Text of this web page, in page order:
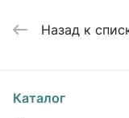
Назад к
Каталог